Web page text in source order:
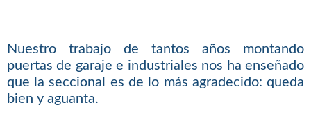
Nuestro trabajo de tantos años montando
puertas de garaje e industriales nos ha enseñado
que la seccional es de lo más agradecido: queda
bien y aguanta.